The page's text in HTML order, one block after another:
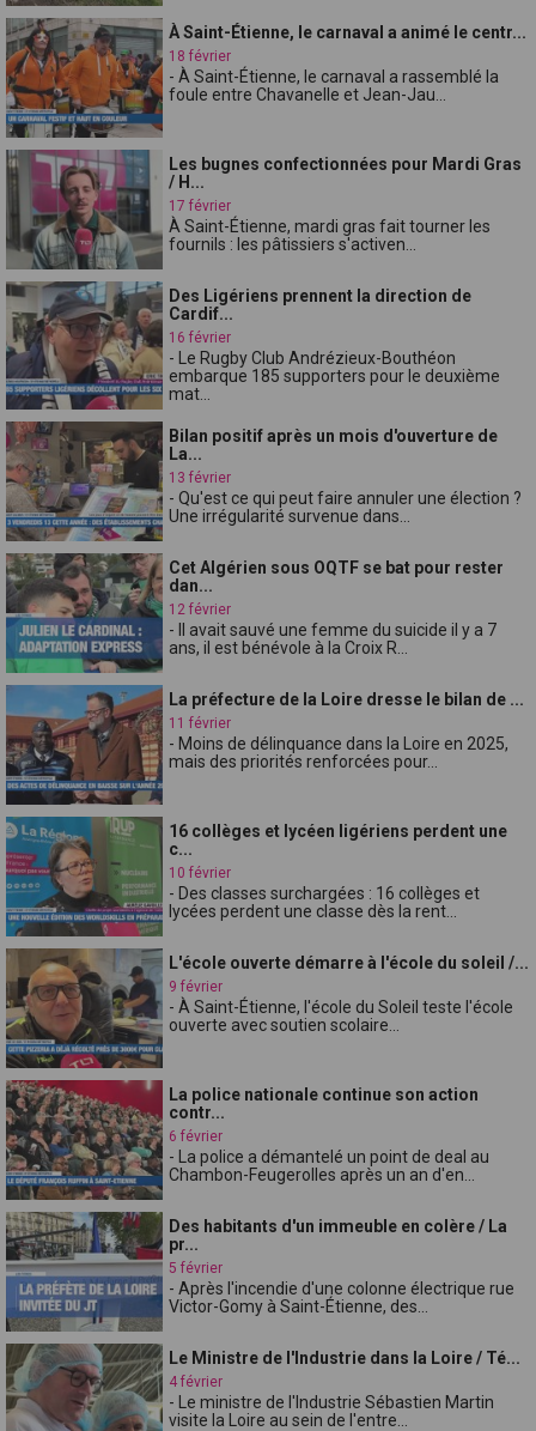
À Saint-Étienne, le carnaval a animé le centr...
18 février
- À Saint-Étienne, le carnaval a rassemblé la
foule entre Chavanelle et Jean-Jau...
Les bugnes confectionnées pour Mardi Gras
/ H...
17 février
À Saint-Étienne, mardi gras fait tourner les
fournils : les pâtissiers s'activen...
Des Ligériens prennent la direction de
Cardif...
16 février
- Le Rugby Club Andrézieux-Bouthéon
embarque 185 supporters pour le deuxième
mat...
Bilan positif après un mois d'ouverture de
La...
13 février
- Qu'est ce qui peut faire annuler une élection ?
Une irrégularité survenue dans...
Cet Algérien sous OQTF se bat pour rester
dan...
12 février
- Il avait sauvé une femme du suicide il y a 7
ans, il est bénévole à la Croix R...
La préfecture de la Loire dresse le bilan de ...
11 février
- Moins de délinquance dans la Loire en 2025,
mais des priorités renforcées pour...
16 collèges et lycéen ligériens perdent une
c...
10 février
- Des classes surchargées : 16 collèges et
lycées perdent une classe dès la rent...
L'école ouverte démarre à l'école du soleil /...
9 février
- À Saint-Étienne, l'école du Soleil teste l'école
ouverte avec soutien scolaire...
La police nationale continue son action
contr...
6 février
- La police a démantelé un point de deal au
Chambon-Feugerolles après un an d'en...
Des habitants d'un immeuble en colère / La
pr...
5 février
- Après l'incendie d'une colonne électrique rue
Victor-Gomy à Saint-Étienne, des...
Le Ministre de l'Industrie dans la Loire / Té...
4 février
- Le ministre de l'Industrie Sébastien Martin
visite la Loire au sein de l'entre...